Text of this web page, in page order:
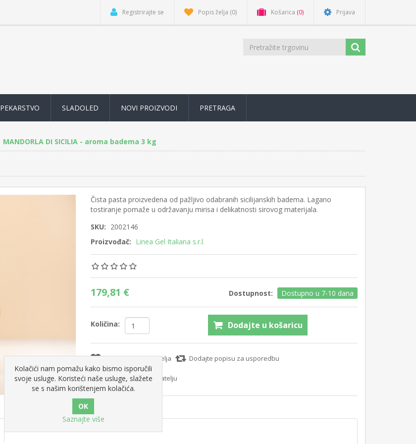
Registrirajte se Popis želja (0) Košarica (0) Prijava
PEKARSTVO SLADOLED NOVI PROIZVODI PRETRAGA
MANDORLA DI SICILIA - aroma badema 3 kg
Čista pasta proizvedena od pažljivo odabranih sicilijanskih badema. Lagano
tostiranje pomaže u održavanju mirisa i delikatnosti sirovog materijala.
SKU: 2002146
Proizvođač: Linea Gel Italiana s.r.l.
179,81 € Dostupnost: Dostupno u 7-10 dana
Količina: Dodajte u košaricu
Dodajte na popis želja Dodajte popisu za usporedbu
Pošaljite e-mail prijatelju
Kolačići nam pomažu kako bismo isporučili
svoje usluge. Koristeći naše usluge, slažete
se s našim korištenjem kolačića.
Saznajte više